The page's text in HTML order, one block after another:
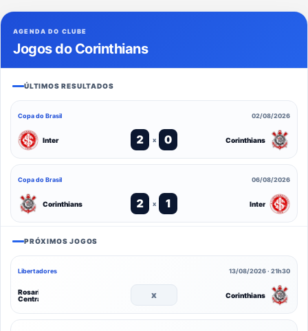
AGENDA DO CLUBE
Jogos do Corinthians
ÚLTIMOS RESULTADOS
Copa do Brasil 02/08/2026
Inter 2 x 0 Corinthians
Copa do Brasil 06/08/2026
Corinthians 2 x 1 Inter
PRÓXIMOS JOGOS
Libertadores 13/08/2026 · 21h30
Rosario
Central
x Corinthians